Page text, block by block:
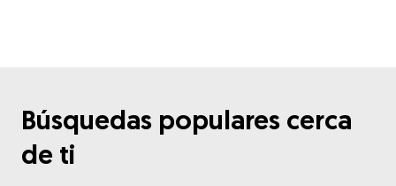
Búsquedas populares cerca
de ti